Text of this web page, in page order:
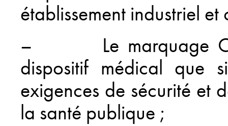
établissement industriel
– Le marquage CE
dispositif médical que
exigences de sécurité et
la santé publique ;